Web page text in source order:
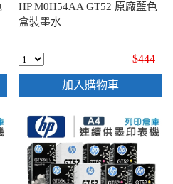
HP M0H54AA GT52 原廠藍色
盒裝墨水
$444
加入購物車